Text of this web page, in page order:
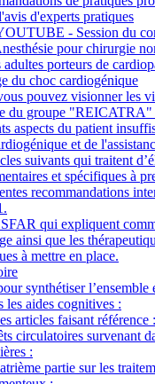
d'experts pratiques
- Session du
pour chirurgie
adultes porteurs de
du choc cardiogénique
pouvez visionner les
du groupe "REICATRA"
aspects du patient
et de
suivants qui traitent
et spécifiques à
recommandations
qui expliquent
ainsi que les
à mettre en place.
synthétiser l’ensemble
les aides cognitives :
articles faisant référence :
circulatoires survenant
:
partie sur les